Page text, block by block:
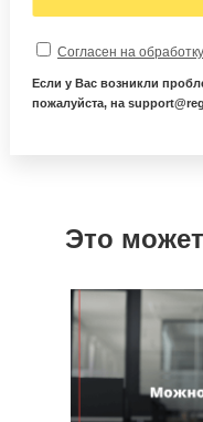
Согласен на
Если у Вас возникли
пожалуйста, на
Это